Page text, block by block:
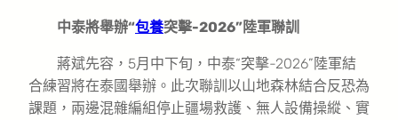
中泰將舉辦“包養突擊-2026”陸軍聯訓
蔣斌先容，5月中下旬，中泰“突擊-2026”陸軍結
合練習將在泰國舉辦。此次聯訓以山地森林結合反恐為
課題，兩邊混雜編組停止疆場救護、無人設備操縱、實